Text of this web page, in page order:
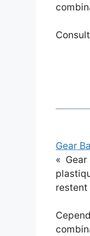
Gear
«
restent